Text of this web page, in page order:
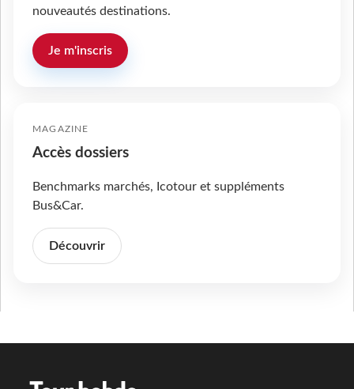
nouveautés destinations.
Je m'inscris
MAGAZINE
Accès dossiers
Benchmarks marchés, Icotour et suppléments
Bus&Car.
Découvrir